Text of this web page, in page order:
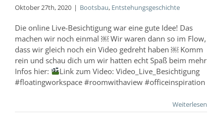
Oktober 27th, 2020 | Bootsbau, Entstehungsgeschichte
Die online Live-Besichtigung war eine gute Idee! Das
machen wir noch einmal ￼ Wir waren dann so im Flow,
dass wir gleich noch ein Video gedreht haben ￼ Komm
rein und schau dich um wir hatten echt Spaß beim mehr
Infos hier:
Link zum Video: Video_Live_Besichtigung
#floatingworkspace #roomwithaview #officeinspiration
Weiterlesen